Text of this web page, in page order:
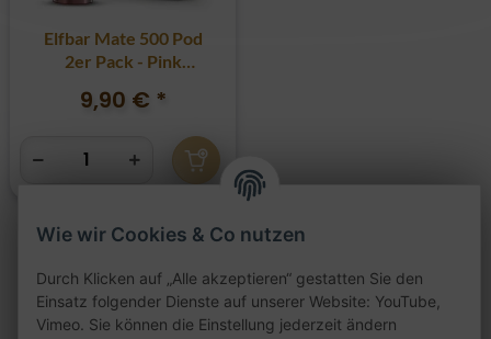
Elfbar Mate 500 Pod
2er Pack - Pink
9,90 € *
Artikel 1 - 3 von 3
Wie wir Cookies & Co nutzen
Durch Klicken auf „Alle akzeptieren“ gestatten Sie den
Einsatz folgender Dienste auf unserer Website: YouTube,
Vimeo. Sie können die Einstellung jederzeit ändern